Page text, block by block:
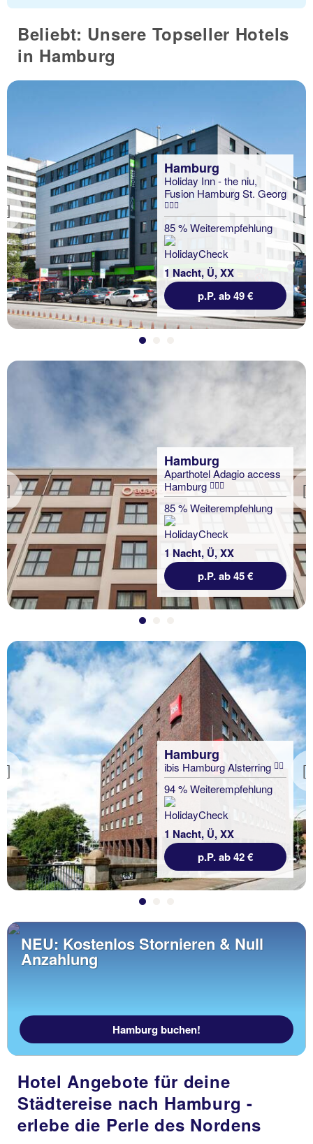
Beliebt: Unsere Topseller Hotels
in Hamburg
Previous
Hamburg
Holiday Inn - the niu,
Fusion Hamburg St. Georg
85 % Weiterempfehlung
1 Nacht, Ü, XX
p.P. ab 49 €
Previous
Hamburg
Aparthotel Adagio access
Hamburg
85 % Weiterempfehlung
1 Nacht, Ü, XX
p.P. ab 45 €
Previous
Hamburg
ibis Hamburg Alsterring
94 % Weiterempfehlung
1 Nacht, Ü, XX
p.P. ab 42 €
NEU: Kostenlos Stornieren & Null
Anzahlung
Hamburg buchen!
Hotel Angebote für deine
Städtereise nach Hamburg -
erlebe die Perle des Nordens